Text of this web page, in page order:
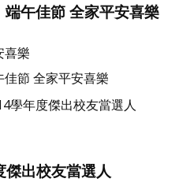
午佳節 全家平安喜樂
喜樂
節 全家平安喜樂
出校友當選人